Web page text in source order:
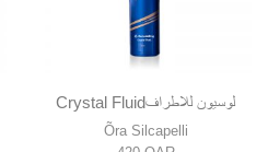
Crystal Fluidلوسيون للاطراف
Õra Silcapelli